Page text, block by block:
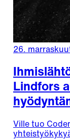
26.
Lindfors
Ville tuo